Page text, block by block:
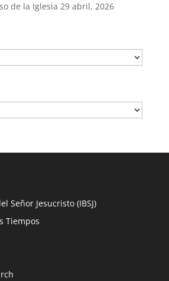
de la Iglesia 29 abril, 2026
Señor Jesucristo (IBSJ)
Tiempos